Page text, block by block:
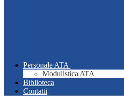
Personale ATA
Modulistica ATA
Biblioteca
Contatti